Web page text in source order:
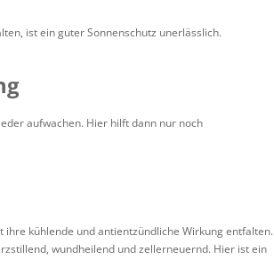
ist ein guter Sonnenschutz unerlässlich.
aufwachen. Hier hilft dann nur noch
ihre kühlende und antientzündliche Wirkung entfalten.
wundheilend und zellerneuernd. Hier ist ein